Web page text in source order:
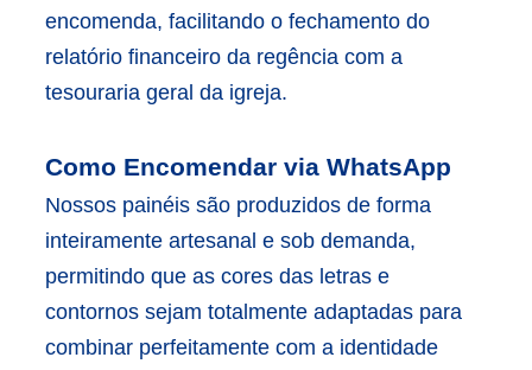
encomenda, facilitando o fechamento do
relatório financeiro da regência com a
tesouraria geral da igreja.
Como Encomendar via WhatsApp
Nossos painéis são produzidos de forma
inteiramente artesanal e sob demanda,
permitindo que as cores das letras e
contornos sejam totalmente adaptadas para
combinar perfeitamente com a identidade